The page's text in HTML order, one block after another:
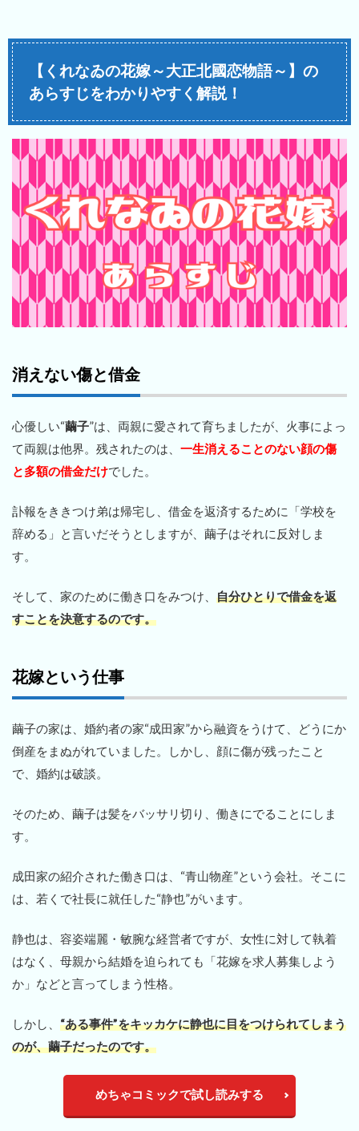
【くれなゐの花嫁～大正北國恋物語～】の
あらすじをわかりやすく解説！
消えない傷と借金
心優しい“繭子”は、両親に愛されて育ちましたが、火事によっ
て両親は他界。残されたのは、 一生消えることのない顔の傷
と多額の借金だけでした。
訃報をききつけ弟は帰宅し、借金を返済するために「学校を
辞める」と言いだそうとしますが、繭子はそれに反対しま
す。
そして、家のために働き口をみつけ、 自分ひとりで借金を返
すことを決意するのです。
花嫁という仕事
繭子の家は、婚約者の家“成田家”から融資をうけて、どうにか
倒産をまぬがれていました。しかし、顔に傷が残ったこと
で、婚約は破談。
そのため、繭子は髪をバッサリ切り、働きにでることにしま
す。
成田家の紹介された働き口は、“青山物産”という会社。そこに
は、若くで社長に就任した“静也”がいます。
静也は、容姿端麗・敏腕な経営者ですが、女性に対して執着
はなく、母親から結婚を迫られても「花嫁を求人募集しよう
か」などと言ってしまう性格。
しかし、 “ある事件”をキッカケに静也に目をつけられてしまう
のが、繭子だったのです。
めちゃコミックで試し読みする